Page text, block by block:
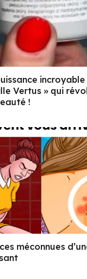
Vertus » qui
!
méconnues